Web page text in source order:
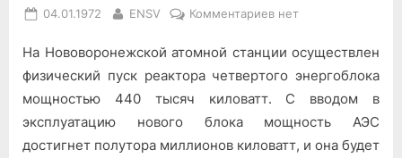
Posted
04.01.1972 By
ENSV Комментариевк
Четвёртый
энергоблок
Нововоронежской
нет
На Нововоронежской атом­ной станции осуществлен
фи­зический пуск реактора четвер­того энергоблока
мощностью 440 тысяч киловатт. С вводом в
эксплуатацию нового блока мощность АЭС
достигнет полу­тора миллионов киловатт, и она будет